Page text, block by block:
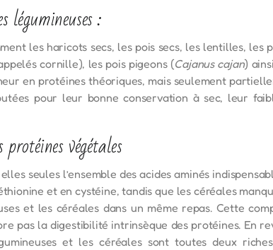
légumineuses :
les haricots secs, les pois secs, les lentilles, les
cornille), les pois pigeons (Cajanus cajan)
en protéines théoriques, mais seulement
pour leur bonne conservation à sec, leur
végétales
seules l’ensemble des acides aminés
et en cystéine, tandis que les céréales
et les céréales dans un même repas. Cette
pas la digestibilité intrinsèque des protéines. En
et les céréales sont toutes deux